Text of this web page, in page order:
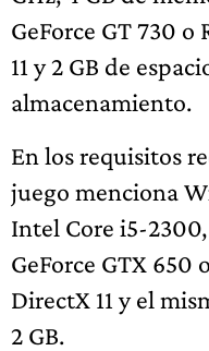
GeForce GT 730
11 y 2 GB de
almacenamiento.
En los requisitos
juego menciona
Intel Core i5-
GeForce GTX 650
DirectX 11 y el
2 GB.